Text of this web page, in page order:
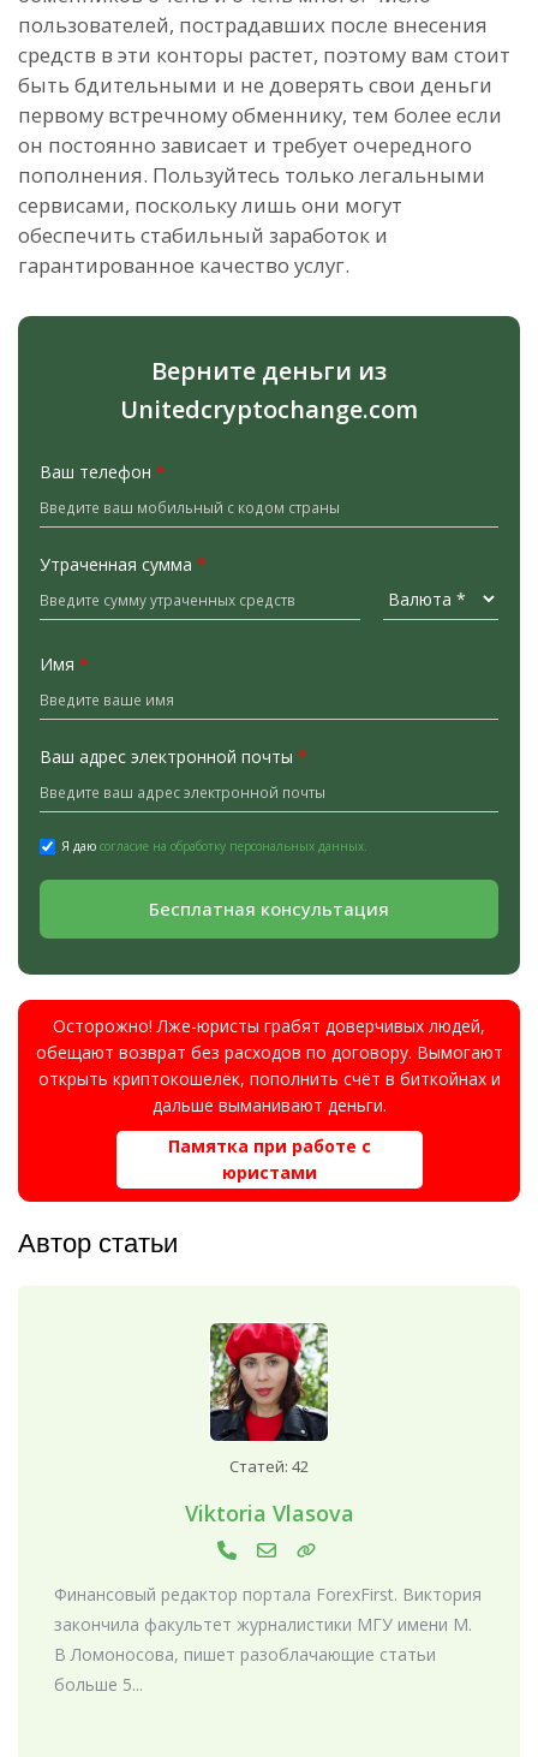
пользователей, пострадавших после внесения
средств в эти конторы растет, поэтому вам стоит
быть бдительными и не доверять свои деньги
первому встречному обменнику, тем более если
он постоянно зависает и требует очередного
пополнения. Пользуйтесь только легальными
сервисами, поскольку лишь они могут
обеспечить стабильный заработок и
гарантированное качество услуг.
Верните деньги из
Unitedcryptochange.com
Ваш телефон *
Утраченная сумма *
Имя *
Ваш адрес электронной почты *
Я даю согласие на обработку персональных данных.
Бесплатная консультация
Осторожно! Лже-юристы грабят доверчивых людей,
обещают возврат без расходов по договору. Вымогают
открыть криптокошелёк, пополнить счёт в биткойнах и
дальше выманивают деньги.
Памятка при работе с
юристами
Автор статьи
Статей: 42
Viktoria Vlasova
Финансовый редактор портала ForexFirst. Виктория
закончила факультет журналистики МГУ имени М.
В Ломоносова, пишет разоблачающие статьи
больше 5...